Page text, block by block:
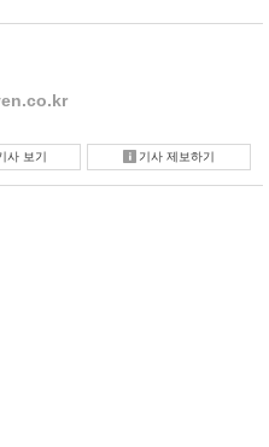
사 보기 기사 제보하기